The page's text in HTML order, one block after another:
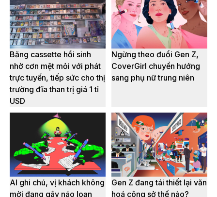
Băng cassette hồi sinh
nhờ cơn mệt mỏi với phát
trực tuyến, tiếp sức cho thị
trường đĩa than trị giá 1 tỉ
USD
Ngừng theo đuổi Gen Z,
CoverGirl chuyển hướng
sang phụ nữ trung niên
AI ghi chú, vị khách không
mời đang gây náo loạn
Gen Z đang tái thiết lại văn
hoá công sở thế nào?